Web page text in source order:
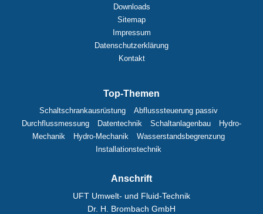
Downloads
Sitemap
Impressum
Datenschutzerklärung
Kontakt
Top-Themen
Schaltschrankausrüstung
Abflusssteuerung passiv
Durchflussmessung
Datentechnik Schaltanlagenbau
Hydro-
Mechanik
Hydro-Mechanik
Wasserstandsbegrenzung
Installationstechnik
Anschrift
UFT Umwelt- und Fluid-Technik
Dr. H. Brombach GmbH